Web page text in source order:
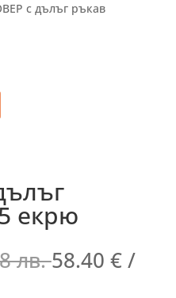
с дълъг ръкав
екрю
лв.58.40 €/